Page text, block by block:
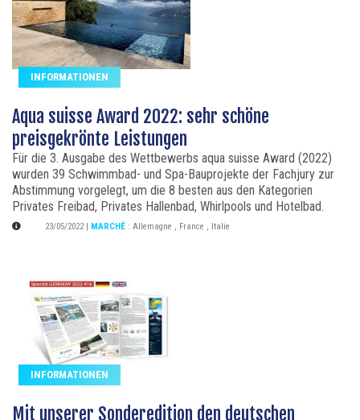
INFORMATIONEN
Aqua suisse Award 2022: sehr schöne
preisgekrönte Leistungen
Für die 3. Ausgabe des Wettbewerbs aqua suisse Award (2022)
wurden 39 Schwimmbad- und Spa-Bauprojekte der Fachjury zur
Abstimmung vorgelegt, um die 8 besten aus den Kategorien
Privates Freibad, Privates Hallenbad, Whirlpools und Hotelbad.
23/05/2022 MARCHÉ : Allemagne , France , Italie
INFORMATIONEN
Mit unserer Sonderedition den deutschen